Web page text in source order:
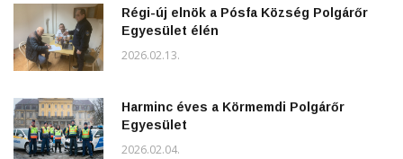
Régi-új elnök a Pósfa Község Polgárőr
Egyesület élén
2026.02.13.
Harminc éves a Körmemdi Polgárőr
Egyesület
2026.02.04.